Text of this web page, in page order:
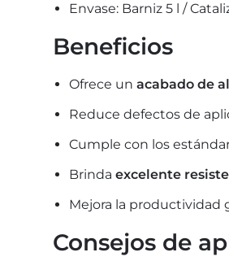
Envase: Barniz 5 l /
Beneficios
Ofrece un acabado de
Reduce defectos de
Cumple con los
Brinda excelente
Mejora la productividad
Consejos de